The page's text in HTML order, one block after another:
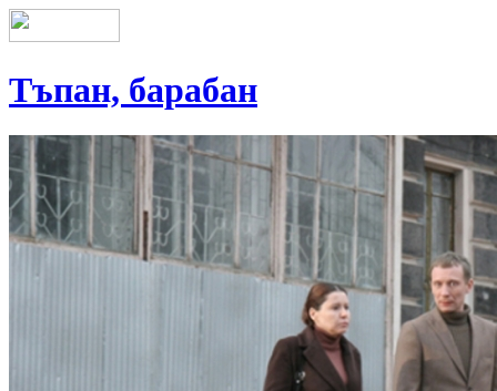
Тъпан, барабан